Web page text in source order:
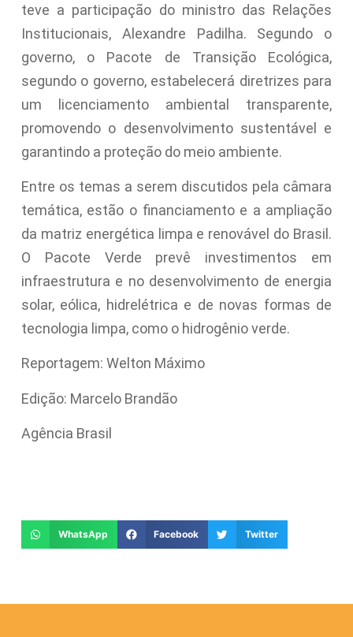
teve a participação do ministro das Relações
Institucionais, Alexandre Padilha. Segundo o
governo, o Pacote de Transição Ecológica,
segundo o governo, estabelecerá diretrizes para
um licenciamento ambiental transparente,
promovendo o desenvolvimento sustentável e
garantindo a proteção do meio ambiente.
Entre os temas a serem discutidos pela câmara
temática, estão o financiamento e a ampliação
da matriz energética limpa e renovável do Brasil.
O Pacote Verde prevê investimentos em
infraestrutura e no desenvolvimento de energia
solar, eólica, hidrelétrica e de novas formas de
tecnologia limpa, como o hidrogênio verde.
Reportagem: Welton Máximo
Edição: Marcelo Brandão
Agência Brasil
WhatsApp Facebook Twitter